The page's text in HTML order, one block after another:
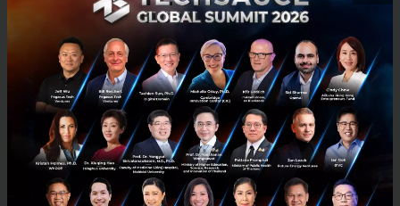
อ้างอิง:tiktok
wef-2025 กระทิง เรืองโรจน์
No comment